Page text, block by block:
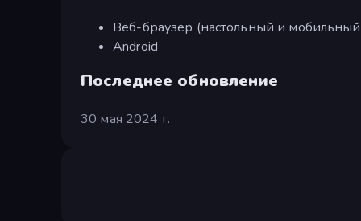
Веб-браузер (настольный и
Android
Последнее обновление
30 мая 2024 г.